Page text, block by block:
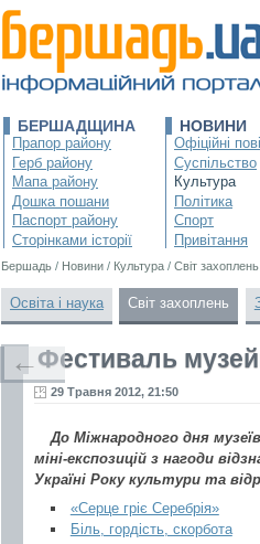
БЕРШАДЩИНА
Прапор району
Герб району
Мапа району
Дошка пошани
Паспорт району
Сторінками історії
НОВИНИ
Офіційні
Суспільство
Культура
Політика
Спорт
Привітання
Бершадь / Новини / Культура / Світ захоплень
Освіта і наука Світ захоплень
Фестиваль
29 Травня 2012, 21:50
До Міжнародного дня
міні-експозицій з нагоди
Україні Року культури та
«Серце гріє Серебрія»
Біль, гордість, скорбота
←